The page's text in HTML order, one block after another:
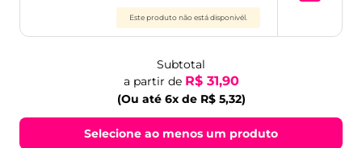
Este produto não está disponivél.
Subtotal
a partir de R$ 31,90
(Ou até 6x de R$ 5,32)
Selecione ao menos um produto